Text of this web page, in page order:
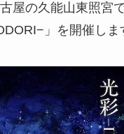
屋の久能山東照宮
」を開催しま